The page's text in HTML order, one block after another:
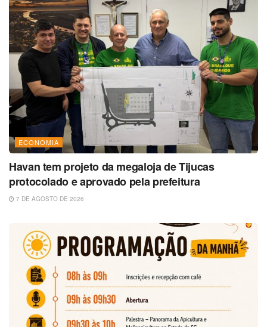
ECONOMIA
Havan tem projeto da megaloja de Tijucas
protocolado e aprovado pela prefeitura
7 DE AGOSTO DE 2026